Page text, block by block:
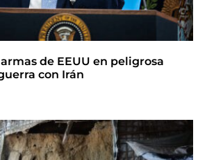
de EEUU en peligrosa
con Irán